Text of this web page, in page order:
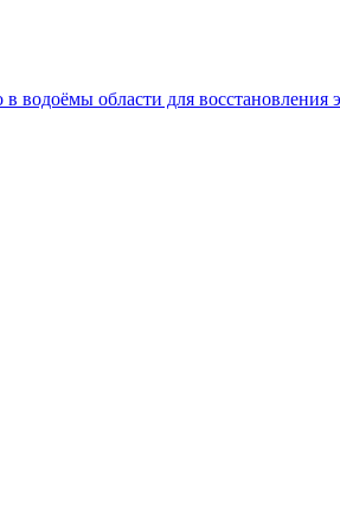
области для восстановления